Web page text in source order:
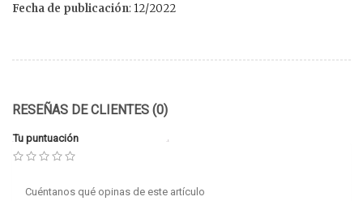
Fecha de publicación: 12/2022
RESEÑAS DE CLIENTES (0)
Tu puntuación